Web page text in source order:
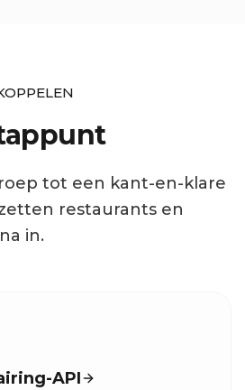
tot een kant-en-klare
restaurants en
in.
API